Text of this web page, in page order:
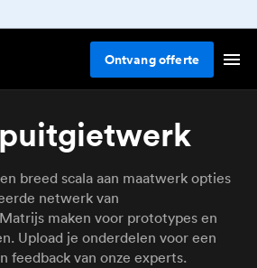
Ontvangofferte
breed scala aan maatwerk opties
netwerk van
maken voor prototypes en
Upload je onderdelen voor een
feedback van onze experts.